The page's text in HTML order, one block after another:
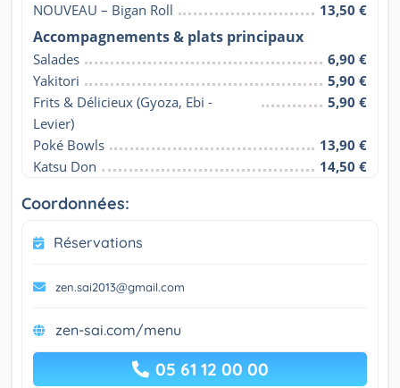
NOUVEAU – Bigan Roll
13,50 €
Accompagnements & plats principaux
Salades
6,90 €
Yakitori
5,90 €
Frits & Délicieux (Gyoza, Ebi -
Levier)
5,90 €
Poké Bowls
13,90 €
Katsu Don
14,50 €
Coordonnées:
Réservations
zen.sai2013@gmail.com
zen-sai.com/menu
05 61 12 00 00